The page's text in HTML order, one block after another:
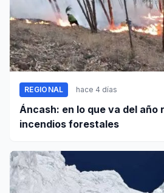
REGIONAL hace 4 días
Áncash: en lo que va del año
incendios forestales